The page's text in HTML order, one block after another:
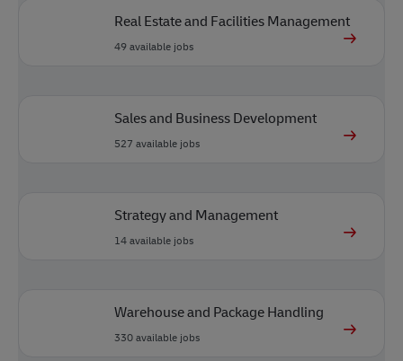
Real Estate and Facilities Management
49available jobs
Sales and Business Development
527 available jobs
Strategy and Management
14available jobs
Warehouse and Package Handling
330available jobs